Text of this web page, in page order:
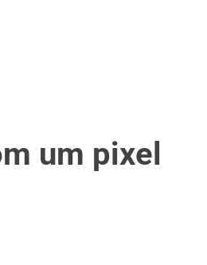
um pixel